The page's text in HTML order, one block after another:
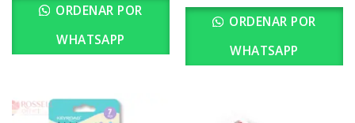
ORDENAR POR
WHATSAPP
ORDENAR POR
WHATSAPP